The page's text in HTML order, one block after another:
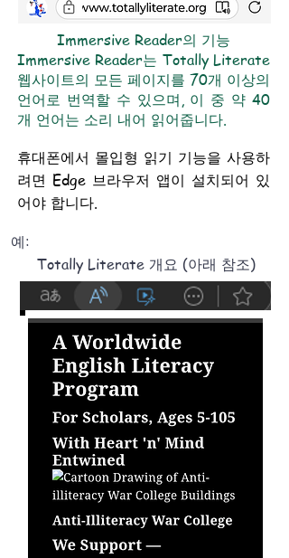
Immersive Reader의 기능
Immersive Reader는 Totally Literate
웹사이트의 모든 페이지를 70개 이상의
언어로 번역할 수 있으며, 이 중 약 40
개 언어는 소리 내어 읽어줍니다.
휴대폰에서 몰입형 읽기 기능을 사용하
려면 Edge 브라우저 앱이 설치되어 있
어야 합니다.
예:
Totally Literate 개요 (아래 참조)